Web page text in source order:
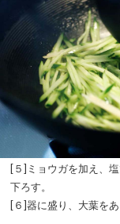
[５]ミョウガを加え、
下ろす。
[６]器に盛り、大葉をあ